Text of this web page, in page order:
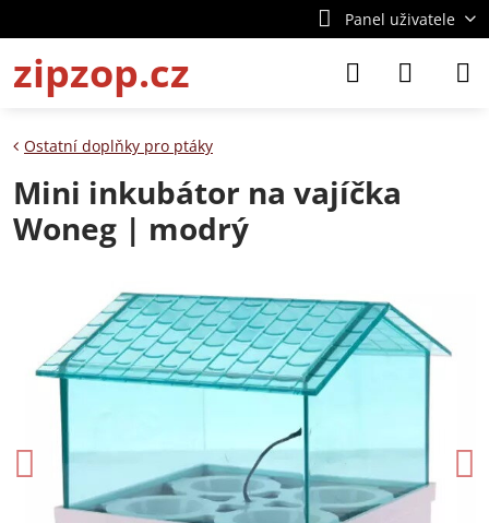
Panel uživatele
zipzop.cz
Ostatní doplňky pro ptáky
Mini inkubátor na vajíčka
Woneg | modrý